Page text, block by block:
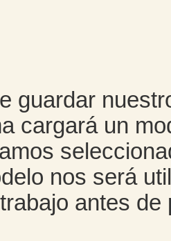
guardar
cargará un
nos será
antes de